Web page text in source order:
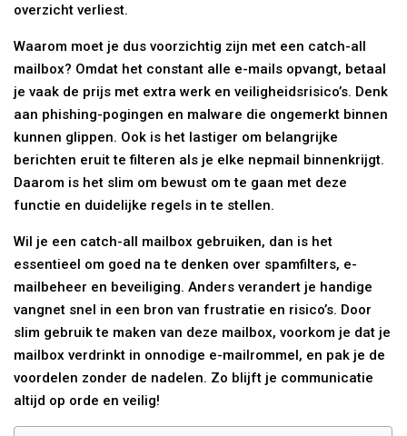
overzicht verliest.
Waarom moet je dus voorzichtig zijn met een catch-all
mailbox? Omdat het constant alle e-mails opvangt, betaal
je vaak de prijs met extra werk en veiligheidsrisico’s. Denk
aan phishing-pogingen en malware die ongemerkt binnen
kunnen glippen. Ook is het lastiger om belangrijke
berichten eruit te filteren als je elke nepmail binnenkrijgt.
Daarom is het slim om bewust om te gaan met deze
functie en duidelijke regels in te stellen.
Wil je een catch-all mailbox gebruiken, dan is het
essentieel om goed na te denken over spamfilters, e-
mailbeheer en beveiliging. Anders verandert je handige
vangnet snel in een bron van frustratie en risico’s. Door
slim gebruik te maken van deze mailbox, voorkom je dat je
mailbox verdrinkt in onnodige e-mailrommel, en pak je de
voordelen zonder de nadelen. Zo blijft je communicatie
altijd op orde en veilig!